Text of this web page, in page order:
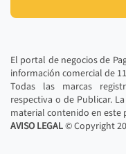
El portal de negocios de
información comercial de
Todas las marcas
respectiva o de Publicar.
material contenido en
AVISO LEGAL© Copyright